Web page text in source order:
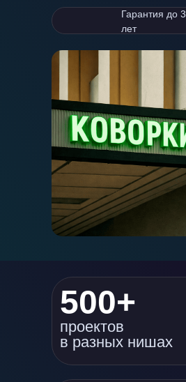
Гарантия до 3
лет
500+
проектов
в разных нишах